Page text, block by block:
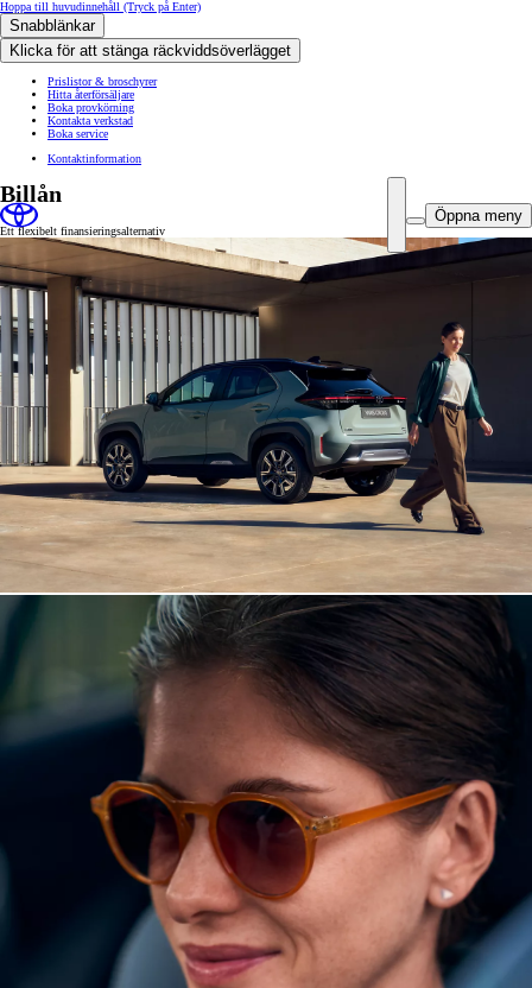
Hoppa till huvudinnehåll (Tryck på Enter)
Snabblänkar
Klicka för att stänga räckviddsöverlägget
Prislistor & broschyrer
Hitta återförsäljare
Boka provkörning
Kontakta verkstad
Boka service
Kontaktinformation
Öppna meny
Billån
Ett flexibelt finansieringsalternativ